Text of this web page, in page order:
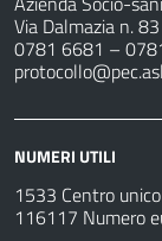
Via Dalmazia n.
0781 6681 –
NUMERI UTILI
1533 Centro
116117 Numero